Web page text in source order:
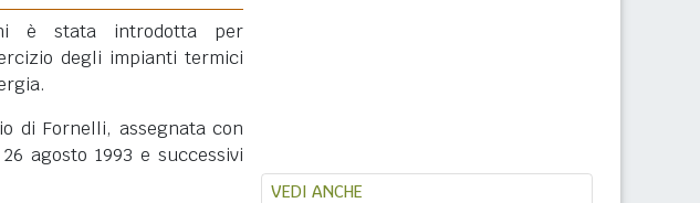
è stata introdotta per
degli impianti termici
di Fornelli, assegnata con
agosto 1993 e successivi
VEDI ANCHE